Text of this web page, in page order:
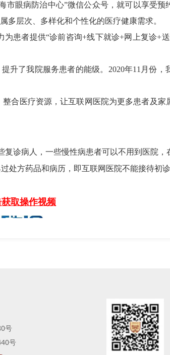
市眼病防治中心”微信公众号，就可以享受预
多层次、多样化和个性化的医疗健康需求。
为患者提供“诊前咨询+线下就诊+网上复诊+
升了我院服务患者的能级。2020年11月份
合医疗资源，让互联网医院为更多患者及家
诊病人，一些慢性病患者可以不用到医院，
方药品和病历，即互联网医院不能接待初诊
取操作视频
维码
号
号